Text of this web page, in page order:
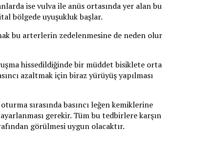
ise vulva ile anüs ortasında yer alan bu
bölgede uyuşukluk başlar.
bu arterlerin zedelenmesine de neden olur
hissedildiğinde bir müddet bisiklete orta
azaltmak için biraz yürüyüş yapılması
sırasında basıncı leğen kemiklerine
gerekir. Tüm bu tedbirlere karşın
görülmesi uygun olacaktır.